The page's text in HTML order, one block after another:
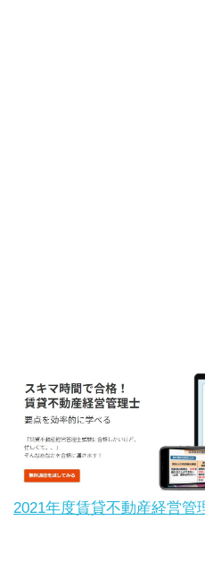
2021年度賃貸不動産経営管